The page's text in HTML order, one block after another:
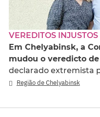
VEREDITOS INJUSTOS
Em Chelyabinsk, a
mudou o veredicto
declarado extremista
Região de Chelyabinsk